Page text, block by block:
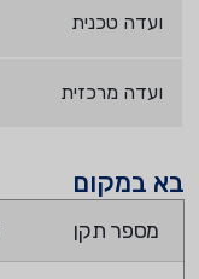
ועדה טכנית
ועדה מרכזית
בא במקום
מספר תקן